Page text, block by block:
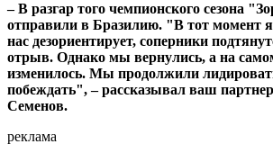
– В разгар того чемпионского сезона
отправили в Бразилию. "В тот момент я
нас дезориентирует, соперники
отрыв. Однако мы вернулись, а на
изменилось. Мы продолжили
побеждать", – рассказывал ваш
Семенов.
реклама